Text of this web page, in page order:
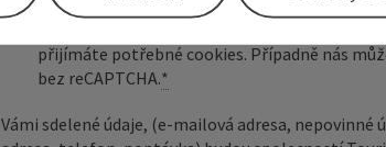
Pro ochranu proti spamu je používán Google
společnosti Google předána osobní data
přijímáte potřebné cookies. Případně nás
bez reCAPTCHA.*
Vámi sdelené údaje, (e-mailová adresa,